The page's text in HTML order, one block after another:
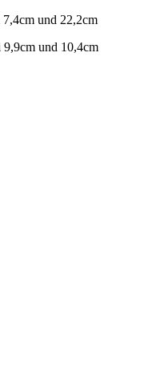
7,4cm und 22,2cm
9,9cm und 10,4cm